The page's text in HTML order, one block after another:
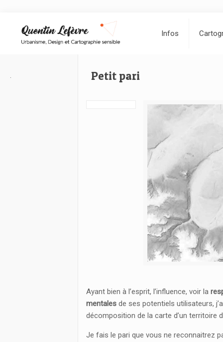
Infos
Petit pari
Ayant bien à l’esprit, l’influence, voir la
mentalesde ses potentiels utilisateurs,
décomposition de la carte d’un territoire
Je fais le pari que vous ne reconnaitrez
.